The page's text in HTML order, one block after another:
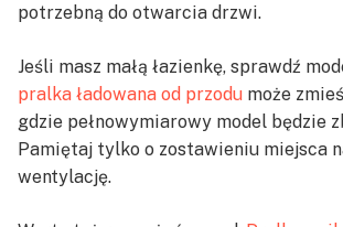
potrzebną do otwarcia drzwi.
Jeśli masz małą łazienkę, sprawdź
pralka ładowana od przodu może
gdzie pełnowymiarowy model będzie
Pamiętaj tylko o zostawieniu miejsca
wentylację.